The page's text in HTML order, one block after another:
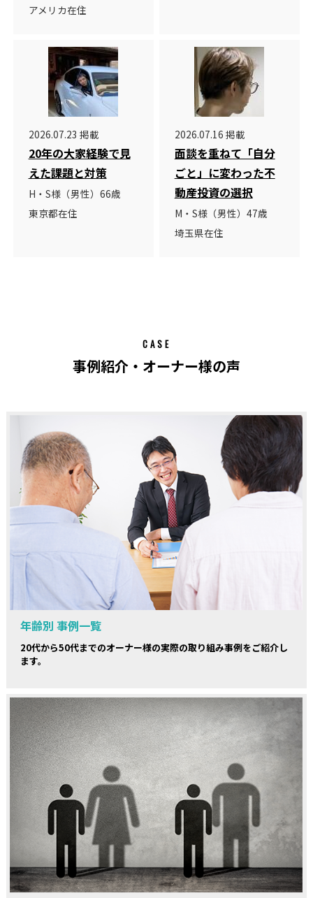
アメリカ在住
2026.07.23 掲載
20年の大家経験で見
えた課題と対策
H・S様（男性）66歳
東京都在住
2026.07.16 掲載
面談を重ねて「自分
ごと」に変わった不
動産投資の選択
M・S様（男性）47歳
埼玉県在住
CASE
事例紹介・オーナー様の声
年齢別 事例一覧
20代から50代までのオーナー様の実際の取り組み事例をご紹介し
ます。